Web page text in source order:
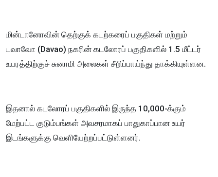
மின்டானோவின் தெற்குக் கடற்கரைப் பகுதிகள் மற்றும்
டவாவோ (Davao) நகரின் கடலோரப் பகுதிகளில் 1.5 மீட்டர்
உயரத்திற்குச் சுனாமி அலைகள் சீறிப்பாய்ந்து தாக்கியுள்ளன.
இதனால் கடலோரப் பகுதிகளில் இருந்த 10,000-க்கும்
மேற்பட்ட குடும்பங்கள் அவசரமாகப் பாதுகாப்பான உயர்
இடங்களுக்கு வெளியேற்றப்பட்டுள்ளனர்.